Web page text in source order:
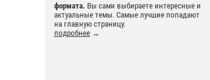
формата. Вы сами выбираете интересные и
актуальные темы. Самые лучшие попадают
на главную страницу.
подробнее →